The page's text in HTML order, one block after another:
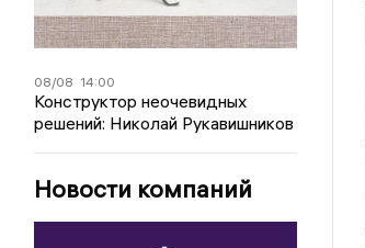
08/08 14:00
Конструктор неочевидных
решений: Николай Рукавишников
Новости компаний